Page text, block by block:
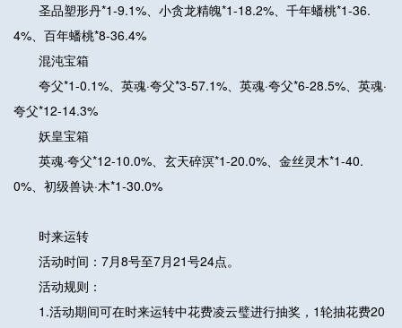
圣品塑形丹*1-9.1%、小贪龙精魄*1-18.2%、千年蟠桃*1-36.
4%、百年蟠桃*8-36.4%
混沌宝箱
夸父*1-0.1%、英魂·夸父*3-57.1%、英魂·夸父*6-28.5%、英魂·
夸父*12-14.3%
妖皇宝箱
英魂·夸父*12-10.0%、玄天碎溟*1-20.0%、金丝灵木*1-40.
0%、初级兽诀·木*1-30.0%
时来运转
活动时间：7月8号至7月21号24点。
活动规则：
1.活动期间可在时来运转中花费凌云璧进行抽奖，1轮抽花费20